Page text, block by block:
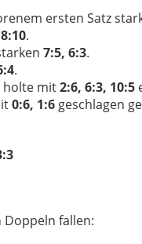
ersten Satz
.
7:5, 6:3.
.
holte mit2:6, 6:3, 10:5
0:6, 1:6geschlagen
Doppeln fallen: